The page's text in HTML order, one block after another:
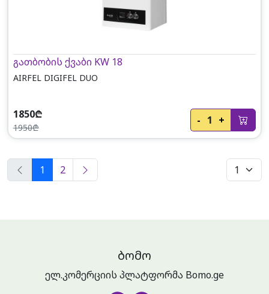
გათბობის ქვაბი KW 18
AIRFEL DIGIFEL DUO
1850₾
1950₾
- 1 +
1 2
ᲑᲝᲛᲝ
ელ.კომერციის პლატფორმა Bomo.ge